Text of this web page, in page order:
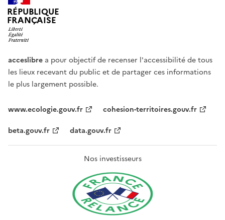
RÉPUBLIQUE
FRANÇAISE
acceslibre a pour objectif de recenser l'accessibilité de tous
les lieux recevant du public et de partager ces informations
le plus largement possible.
www.ecologie.gouv.fr
cohesion-territoires.gouv.fr
beta.gouv.fr
data.gouv.fr
Nos investisseurs